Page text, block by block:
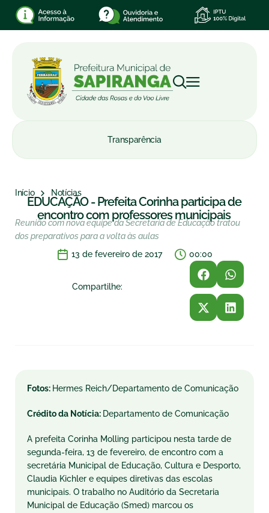
Transparência
Início Notícias
EDUCAÇÃO - Prefeita Corinha participa de
encontro com professores municipais
Reunião com nova equipe da Secretaria de Educação tratou
dos preparativos para a volta às aulas
13 de fevereiro de 2017
00:00
Compartilhe:
Fotos: Hermes Reich/Departamento de Comunicação
Crédito da Notícia: Departamento de Comunicação
A prefeita Corinha Molling participou nesta tarde de
segunda-feira, 13 de fevereiro, de encontro com a
secretária Municipal de Educação, Cultura e Desporto,
Claudia Kichler e equipes diretivas das escolas
municipais. O trabalho no Auditório da Secretaria
Municipal de Educação (Smed) marcou os